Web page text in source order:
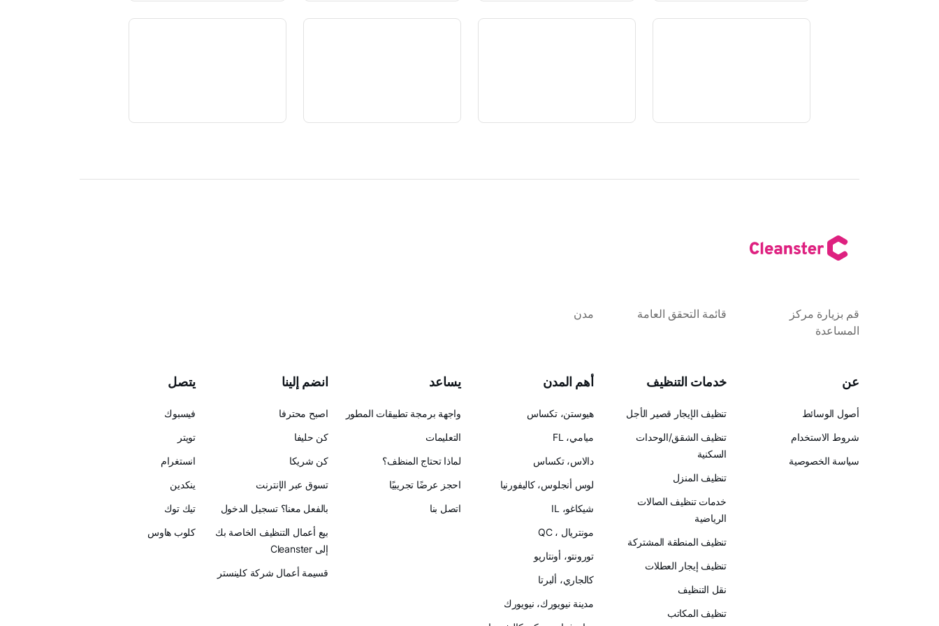
قم بزيارة مركز
المساعدة
قائمة التحقق العامة مدن
عن
أصول الوسائط
شروط الاستخدام
سياسة الخصوصية
خدمات التنظيف
تنظيف الإيجار قصير الأجل
تنظيف الشقق/الوحدات
السكنية
تنظيف المنزل
خدمات تنظيف الصالات
الرياضية
تنظيف المنطقة المشتركة
تنظيف إيجار العطلات
نقل التنظيف
تنظيف المكاتب
أهم المدن
هيوستن، تكساس
ميامي، FL
دالاس، تكساس
لوس أنجلوس، كاليفورنيا
شيكاغو، IL
مونتريال ، QC
تورونتو، أونتاريو
كالجاري، ألبرتا
مدينة نيويورك، نيويورك
يساعد
واجهة برمجة تطبيقات المطور
التعليمات
لماذا تحتاج المنظف؟
احجز عرضًا تجريبيًا
اتصل بنا
انضم إلينا
اصبح محترفا
كن حليفا
كن شريكا
تسوق عبر الإنترنت
بالفعل معنا؟ تسجيل الدخول
بيع أعمال التنظيف الخاصة بك
إلى Cleanster
قسيمة أعمال شركة كلينستر
يتصل
فيسبوك
تويتر
انستغرام
ينكدين
تيك توك
كلوب هاوس